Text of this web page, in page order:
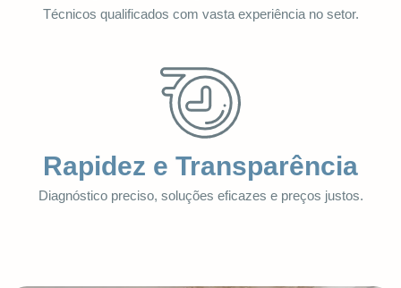
Técnicos qualificados com vasta experiência no setor.
Rapidez e Transparência
Diagnóstico preciso, soluções eficazes e preços justos.